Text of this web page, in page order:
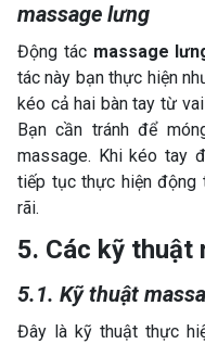
massage lưng
Động tác massage
tác này bạn thực hiện
kéo cả hai bàn tay từ
Bạn cần tránh để
massage. Khi kéo tay
tiếp tục thực hiện động
rãi.
5. Các kỹ thuật
5.1. Kỹ thuật
Đây là kỹ thuật thực